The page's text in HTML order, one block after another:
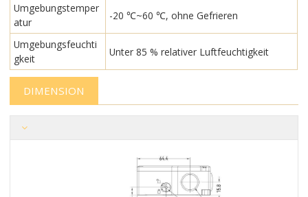
Umgebungstemper
atur
-20 ℃~60 ℃, ohne Gefrieren
Umgebungsfeuchti
gkeit
Unter 85 % relativer Luftfeuchtigkeit
DIMENSION